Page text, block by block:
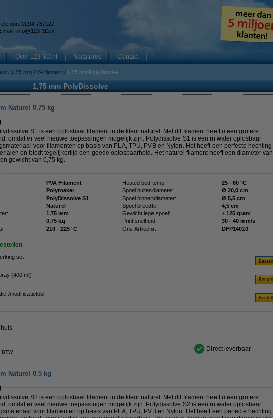
0294-787127
mail: info@123-3D.nl
Over 123-3D.nl Vacatures Contact
1,75 mm PVA filament 1,75 mm PolyDissolve
1,75 mm PolyDissolve
Naturel 0,75 kg
S1 is een oplosbaar filament in de kleur naturel. Met dit filament heeft u een grotere
omdat er veel nieuwe toepassingen mogelijk zijn. Polydissolve S1 is een in water oplosbaar
voor filamenten op basis van PLA, TPU, PVB en Nylon. Het heeft een perfecte hechting
en biedt tegelijkertijd een goede oplosbaarheid. Het naturel filament heeft een diameter van
gewicht van 0,75 kg.
PVA Filament Heated bed temp:
25 - 60 °C
Polymaker Spoel buitendiameter:
Ø 20,0 cm
PolyDissolve S1 Spoel binnendiameter:
Ø 5,5 cm
Naturel Spoel breedte:
4,5 cm
1,75 mm Gewicht lege spoel:
± 125 gram
0,75 kg Print snelheid:
30 - 40 mm/s
210 - 225 °C Ons Artikelnr: DFP14010
set
(400 ml)
modificatietool
BTW Direct leverbaar
Naturel 0,5 kg
S2 is een oplosbaar filament in de kleur naturel. Met dit filament heeft u een grotere
omdat er veel nieuwe toepassingen mogelijk zijn. Polydissolve S2 is een in water oplosbaar
voor filamenten op basis van PLA, TPU, PVB en Nylon. Het heeft een perfecte hechting